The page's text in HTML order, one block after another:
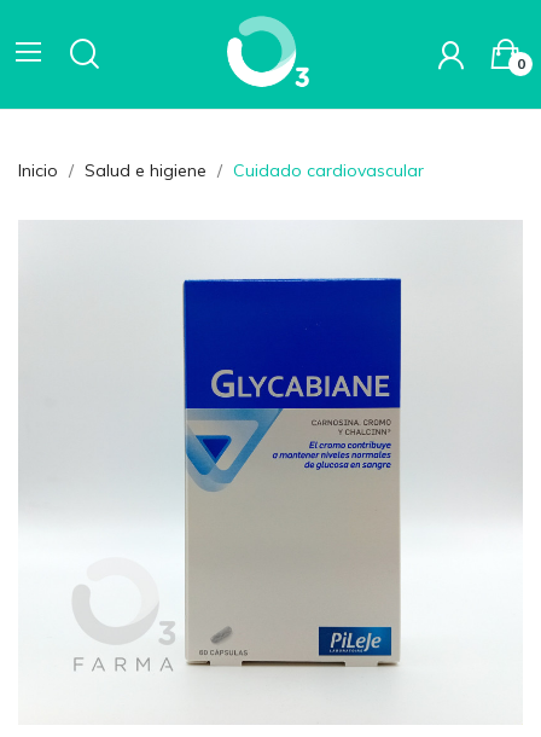
0
Inicio Salud e higiene Cuidado cardiovascular